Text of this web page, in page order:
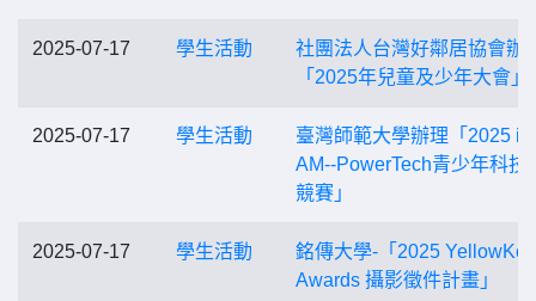
2025-07-17 學生活動
社團法人台灣好鄰居協會辦
「2025年兒童及少年大會」
2025-07-17 學生活動
臺灣師範大學辦理「2025
AM--PowerTech青少年科技
競賽」
2025-07-17 學生活動
銘傳大學-「2025
Awards 攝影徵件計畫」